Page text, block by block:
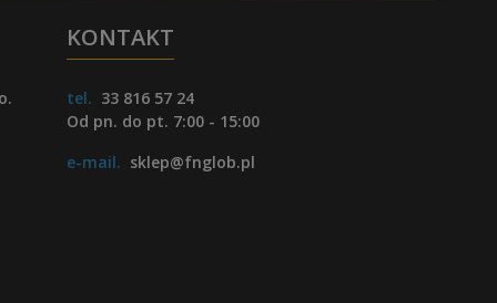
KONTAKT
tel. 33 816 57 24
Od pn. do pt. 7:00 - 15:00
e-mail. sklep@fnglob.pl